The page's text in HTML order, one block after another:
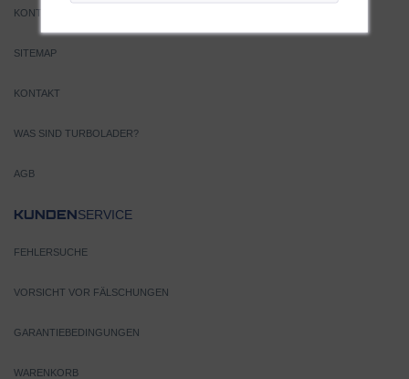
KONTAKT
SITEMAP
KONTAKT
WAS SIND TURBOLADER?
AGB
KUNDENSERVICE
FEHLERSUCHE
VORSICHT VOR FÄLSCHUNGEN
GARANTIEBEDINGUNGEN
WARENKORB